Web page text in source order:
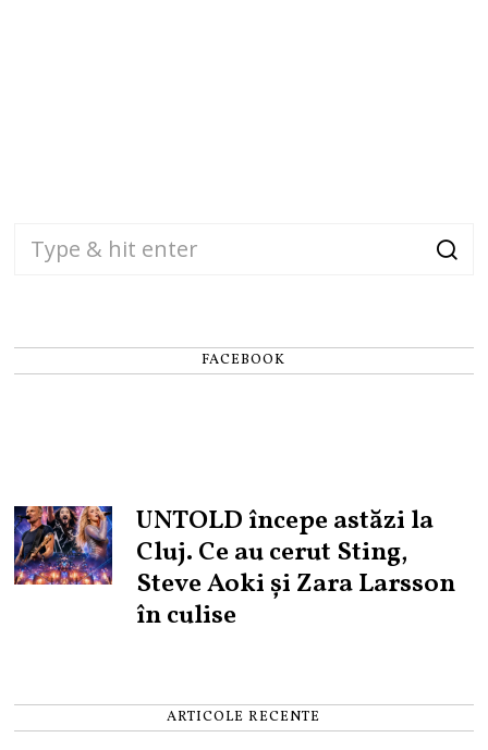
FACEBOOK
UNTOLD începe astăzi la
Cluj. Ce au cerut Sting,
Steve Aoki și Zara Larsson
în culise
ARTICOLE RECENTE